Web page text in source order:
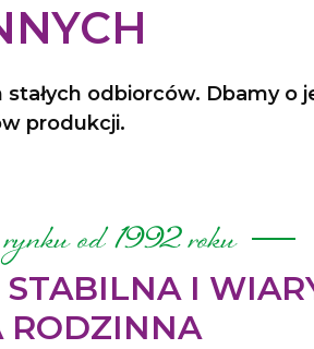
odbiorców. Dbamy o
produkcji.
od 1992 roku
STABILNA I
RODZINNA